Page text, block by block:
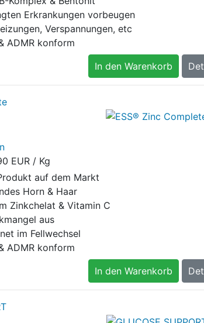
Erkrankungen vorbeugen
Verspannungen, etc
ADMR konform
In den Warenkorb
EUR / Kg
auf dem Markt
Horn & Haar
Zinkchelat & Vitamin C
aus
im Fellwechsel
ADMR konform
In den Warenkorb